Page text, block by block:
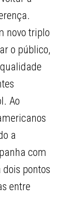
novo triplo
o público,
Ao
a
com
pontos
entre